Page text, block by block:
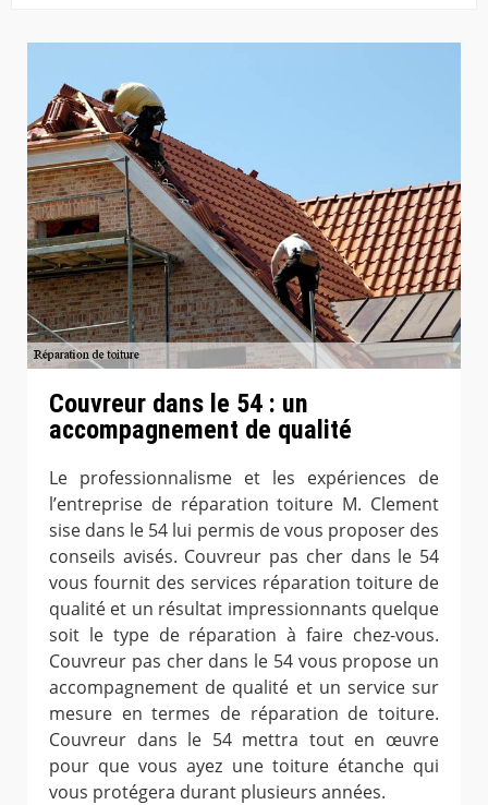
Couvreur dans le 54 : un
accompagnement de qualité
Le professionnalisme et les expériences de
l’entreprise de réparation toiture M. Clement
sise dans le 54 lui permis de vous proposer des
conseils avisés. Couvreur pas cher dans le 54
vous fournit des services réparation toiture de
qualité et un résultat impressionnants quelque
soit le type de réparation à faire chez-vous.
Couvreur pas cher dans le 54 vous propose un
accompagnement de qualité et un service sur
mesure en termes de réparation de toiture.
Couvreur dans le 54 mettra tout en œuvre
pour que vous ayez une toiture étanche qui
vous protégera durant plusieurs années.